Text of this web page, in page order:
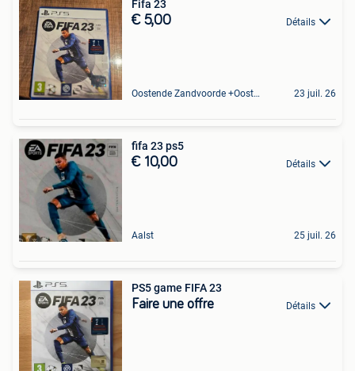
Fifa 23
€ 5,00 Détails
Oostende Zandvoorde +Oostende 23 juil. 26
fifa 23 ps5
€ 10,00 Détails
Aalst 25 juil. 26
PS5 game FIFA 23
Faire une offre Détails